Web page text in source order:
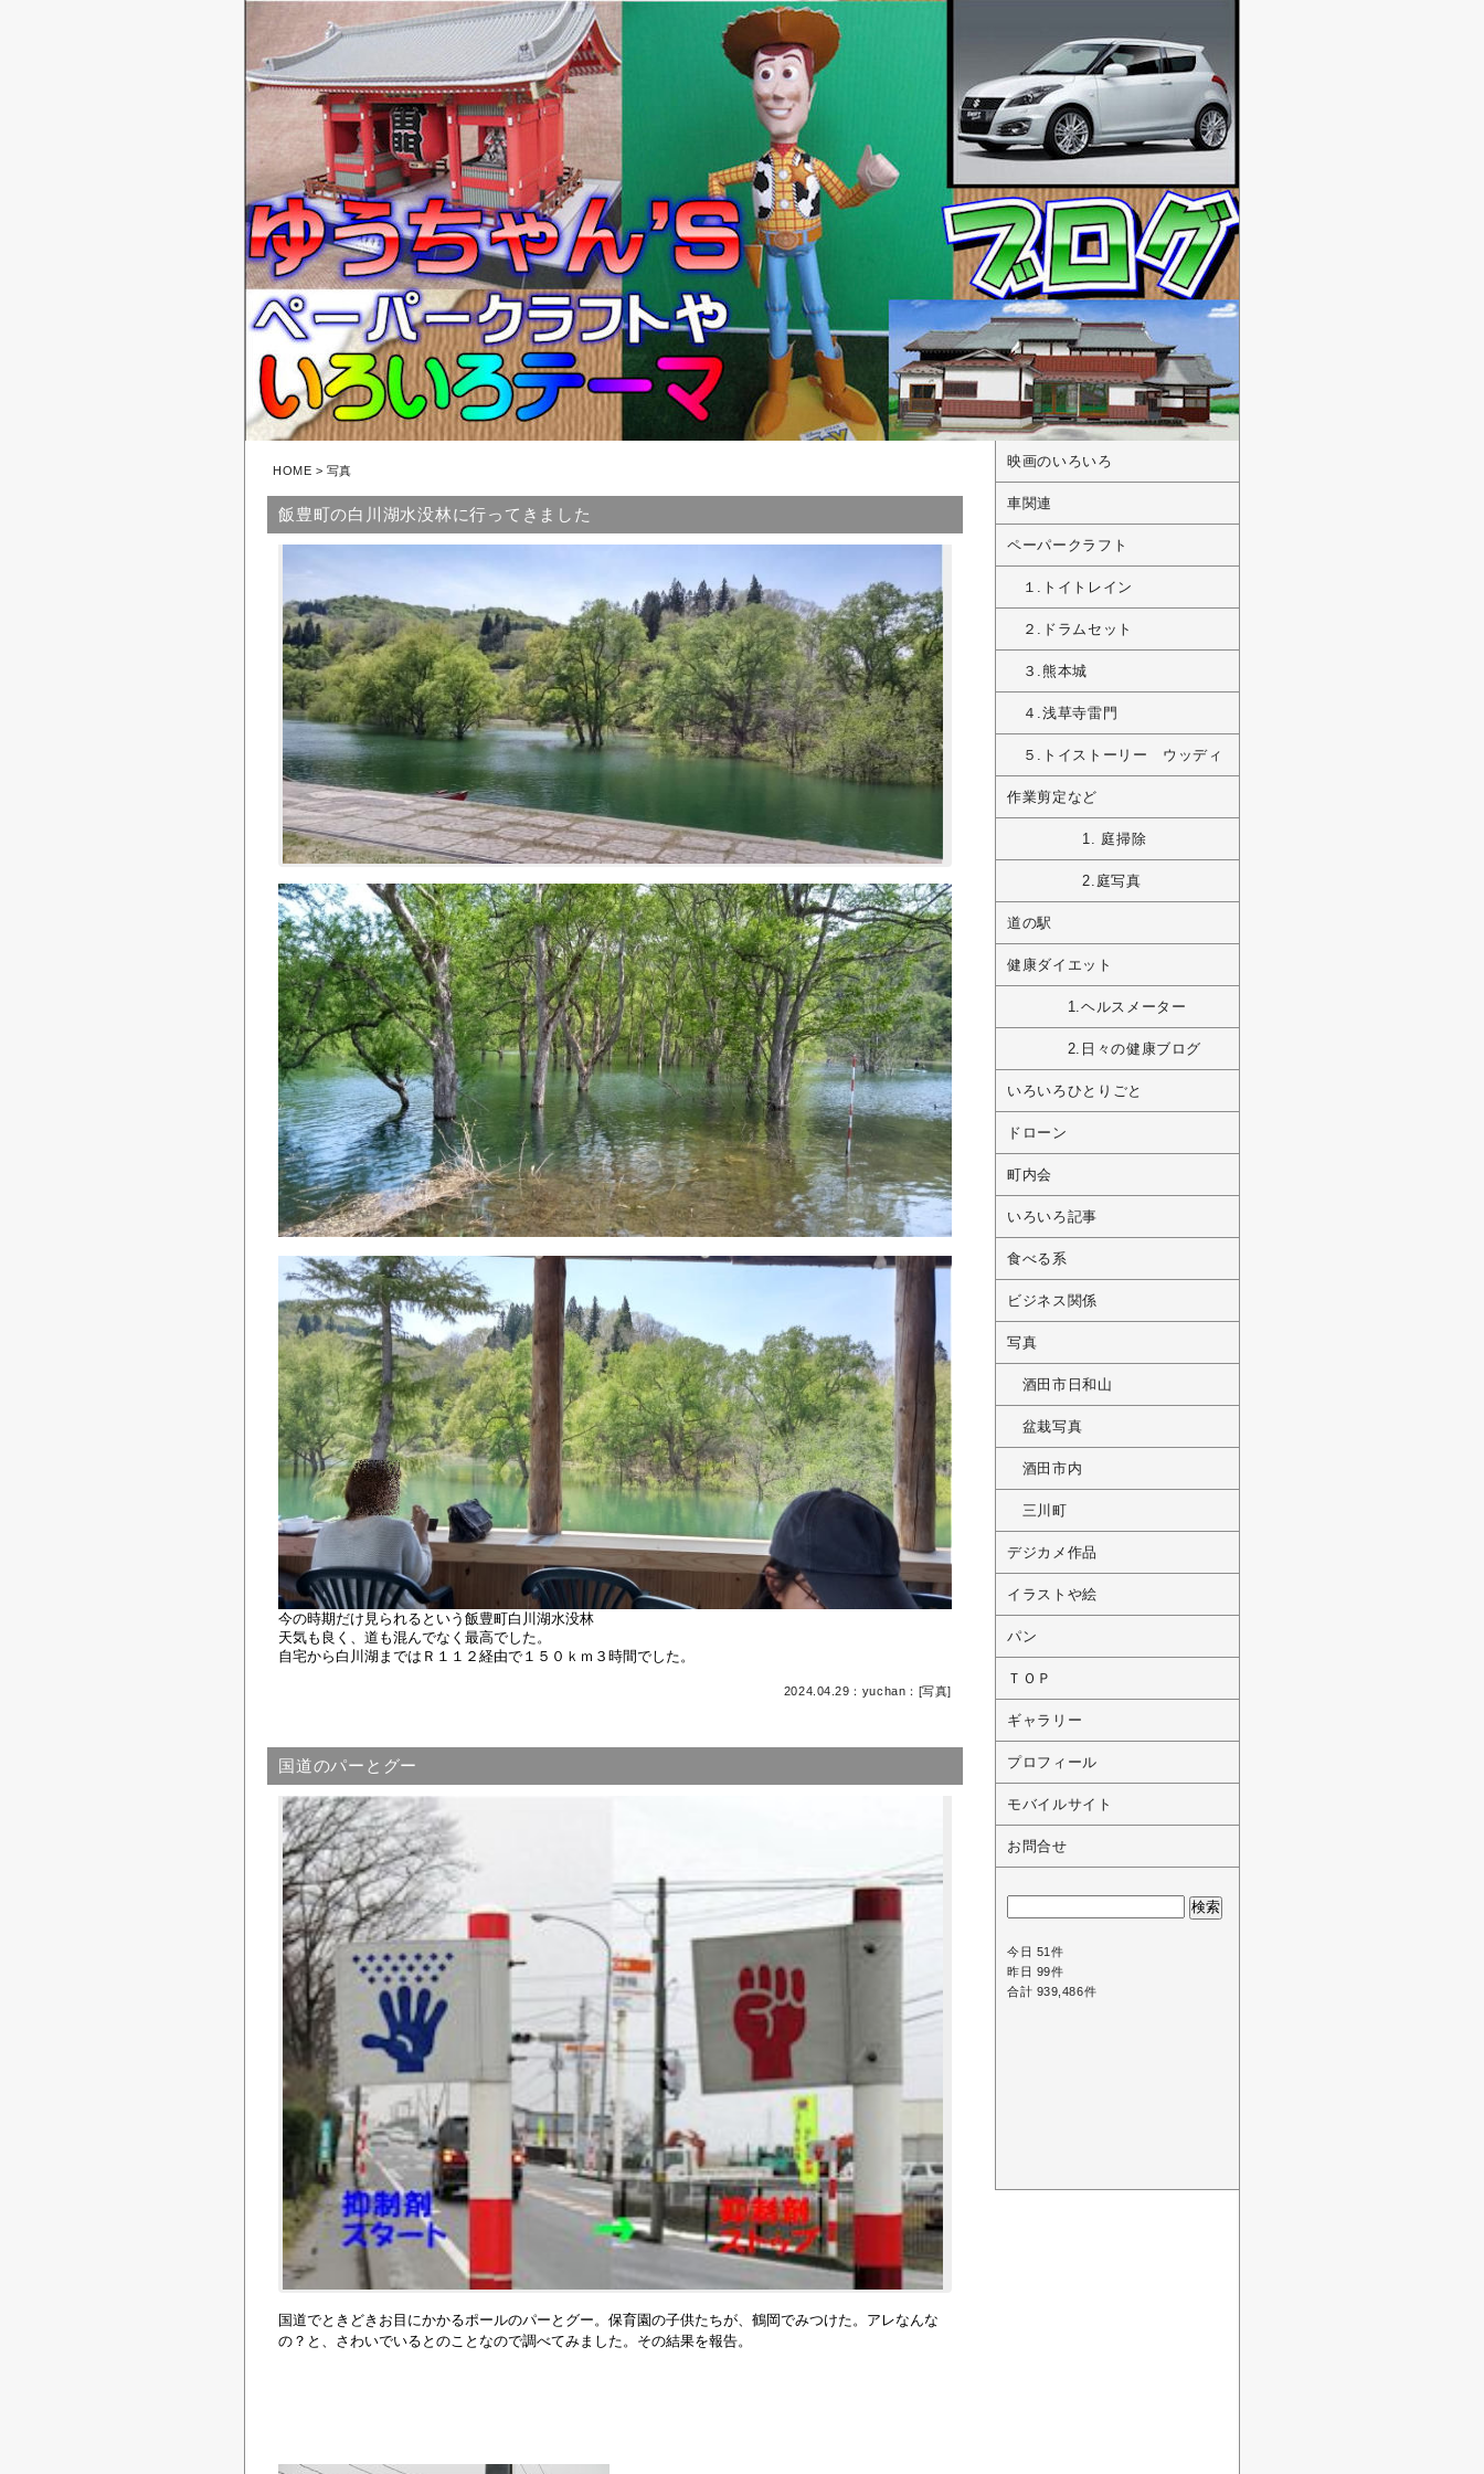
HOME > 写真
飯豊町の白川湖水没林に行ってきました
今の時期だけ見られるという飯豊町白川湖水没林
天気も良く、道も混んでなく最高でした。
自宅から白川湖まではＲ１１２経由で１５０ｋｍ３時間でした。
2024.04.29：yuchan：[写真]
国道のパーとグー
国道でときどきお目にかかるポールのパーとグー。保育園の子供たちが、鶴岡でみつけた。アレなんな
の？と、さわいでいるとのことなので調べてみました。その結果を報告。
映画のいろいろ
車関連
ペーパークラフト
１.トイトレイン
２.ドラムセット
３.熊本城
４.浅草寺雷門
５.トイストーリー ウッディ
作業剪定など
1. 庭掃除
2.庭写真
道の駅
健康ダイエット
1.ヘルスメーター
2.日々の健康ブログ
いろいろひとりごと
ドローン
町内会
いろいろ記事
食べる系
ビジネス関係
写真
酒田市日和山
盆栽写真
酒田市内
三川町
デジカメ作品
イラストや絵
パン
ＴＯＰ
ギャラリー
プロフィール
モバイルサイト
お問合せ
今日 51件
昨日 99件
合計 939,486件